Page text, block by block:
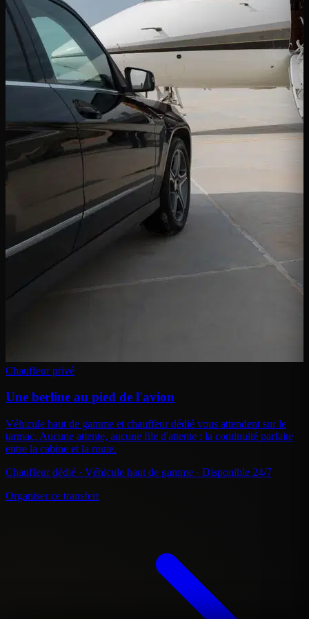
Chauffeur privé
Une berline au pied de l'avion
Véhicule haut de gamme et chauffeur dédié vous attendent sur le
tarmac. Aucune attente, aucune file d'attente : la continuité parfaite
entre la cabine et la route.
Chauffeur dédié · Véhicule haut de gamme · Disponible 24/7
Organiser ce transfert